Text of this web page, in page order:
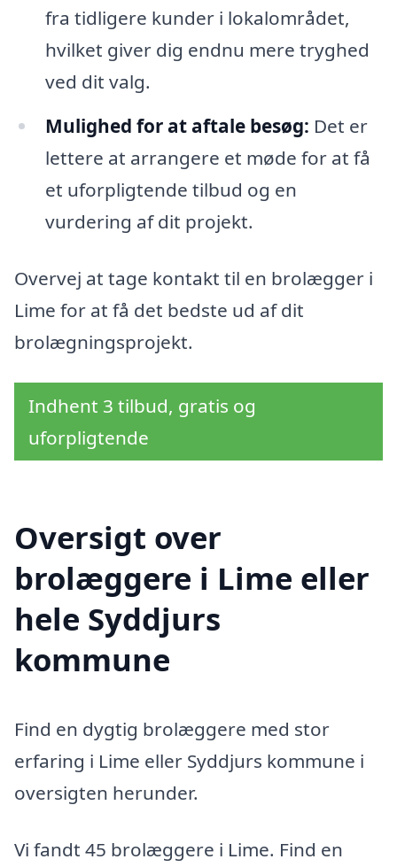
fra tidligere kunder i lokalområdet,
hvilket giver dig endnu mere tryghed
ved dit valg.
Mulighed for at aftale besøg: Det er
lettere at arrangere et møde for at få
et uforpligtende tilbud og en
vurdering af dit projekt.
Overvej at tage kontakt til en brolægger i
Lime for at få det bedste ud af dit
brolægningsprojekt.
Indhent 3 tilbud, gratis og
uforpligtende
Oversigt over
brolæggere i Lime eller
hele Syddjurs
kommune
Find en dygtig brolæggere med stor
erfaring i Lime eller Syddjurs kommune i
oversigten herunder.
Vi fandt 45 brolæggere i Lime. Find en